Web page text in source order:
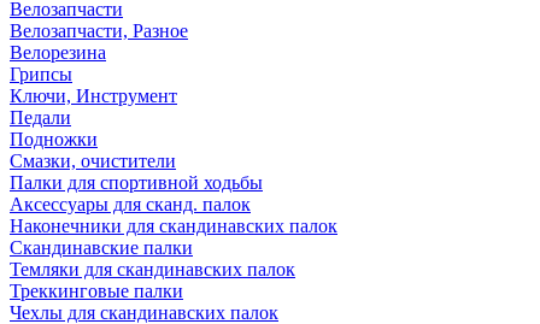
Велозапчасти
Велозапчасти, Разное
Велорезина
Грипсы
Ключи, Инструмент
Педали
Подножки
Смазки, очистители
Палки для спортивной ходьбы
Аксессуары для сканд. палок
Наконечники для скандинавских палок
Скандинавские палки
Темляки для скандинавских палок
Треккинговые палки
Чехлы для скандинавских палок